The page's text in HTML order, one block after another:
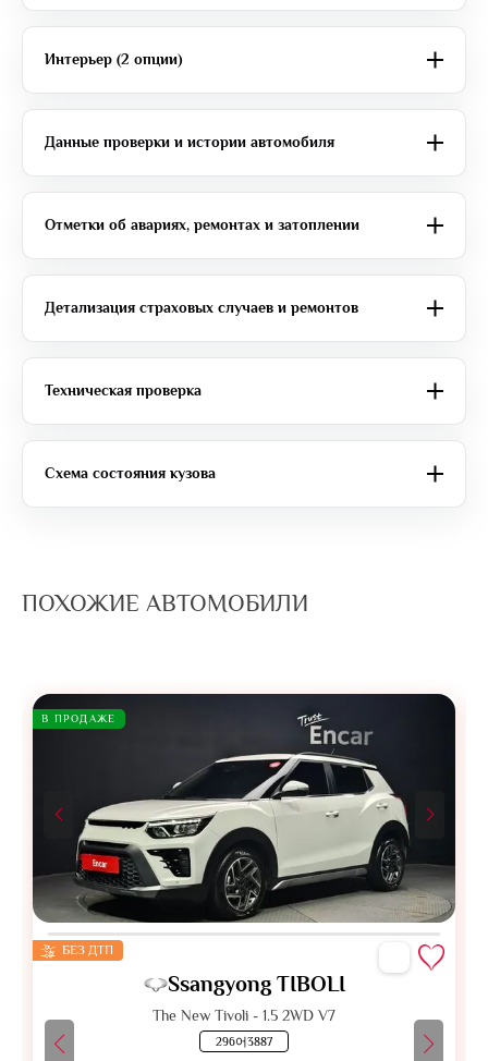
Интерьер (2 опции)
Данные проверки и истории автомобиля
Отметки об авариях, ремонтах и затоплении
Детализация страховых случаев и ремонтов
Техническая проверка
Схема состояния кузова
ПОХОЖИЕ АВТОМОБИЛИ
В ПРОДАЖЕ
БЕЗ ДТП
Ssangyong TIBOLI
The New Tivoli - 1.5 2WD V7
296어3887